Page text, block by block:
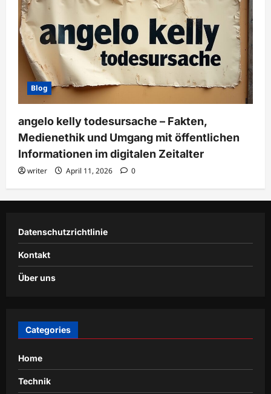
Blog
angelo kelly todesursache – Fakten,
Medienethik und Umgang mit öffentlichen
Informationen im digitalen Zeitalter
writer April 11, 2026 0
Datenschutzrichtlinie
Kontakt
Über uns
Categories
Home
Technik